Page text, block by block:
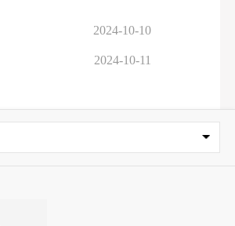
2024-10-10
2024-10-11